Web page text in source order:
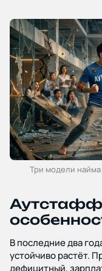
Три модели найма
В последние два
устойчиво растёт.